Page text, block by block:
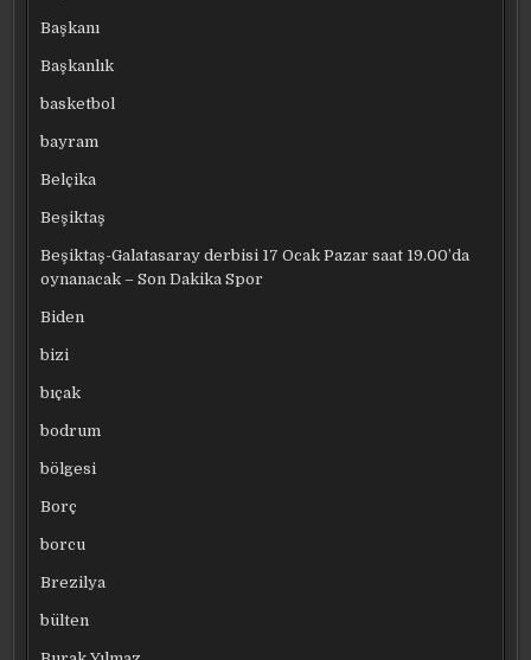
Başkanı
Başkanlık
basketbol
bayram
Belçika
Beşiktaş
Beşiktaş-Galatasaray derbisi 17 Ocak Pazar saat 19.00’da
oynanacak – Son Dakika Spor
Biden
bizi
bıçak
bodrum
bölgesi
Borç
borcu
Brezilya
bülten